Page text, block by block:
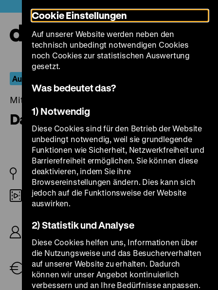
zum
Seiteninhalt
springen
Aus dem Fernseharchiv
Mittwoch, 23. Juni 2021, 20.00 Uhr
Damenquartett
BRD 1969
Digital SD
Ludwig van Beethoven, D: Sonja Karzau, Renée
Hepp, Annemarie Schlaebitz, Birgid Füllenbach,
Margot Rothweiler, Karl Lieffen, Günter Strack, 91’
Eintritt frei
Cookie Einstellungen
Auf unserer Website werden neben den
technisch unbedingt notwendigen Cookies
noch Cookies zur statistischen Auswertung
gesetzt.
Was bedeutet das?
1) Notwendig
Diese Cookies sind für den Betrieb der Website
unbedingt notwendig, weil sie grundlegende
Funktionen wie Sicherheit, Netzwerkfreiheit und
Barrierefreiheit ermöglichen. Sie können diese
deaktivieren, indem Sie ihre
Browsereinstellungen ändern. Dies kann sich
jedoch auf die Funktionsweise der Website
auswirken.
2) Statistik und Analyse
Diese Cookies helfen uns, Informationen über
die Nutzungsweise und das Besucherverhalten
auf unserer Website zu erhalten. Dadurch
können wir unser Angebot kontinuierlich
verbessern und an Ihre Bedürfnisse anpassen.